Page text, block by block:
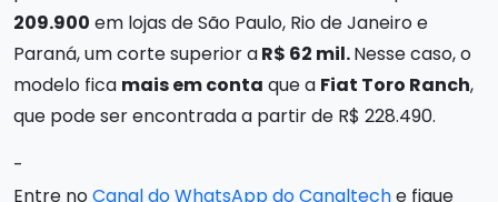
209.900 em lojas de São Paulo, Rio de Janeiro e
Paraná, um corte superior aR$ 62 mil.Nesse caso, o
modelo fica mais em conta que a Fiat Toro Ranch,
que pode ser encontrada a partir de R$ 228.490.
-
Entre noCanal do WhatsApp do Canalteche fique